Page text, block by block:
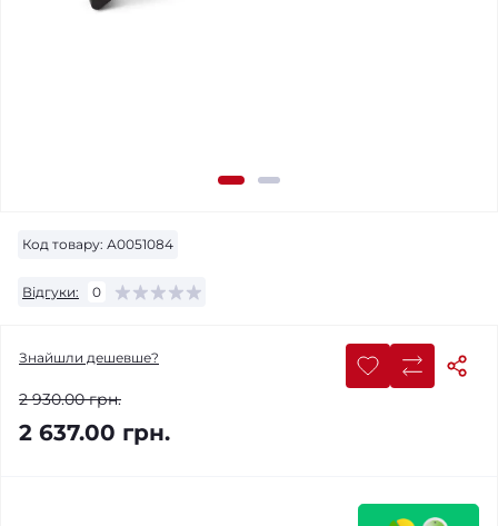
Код товару: А0051084
Відгуки: 0
Знайшли дешевше?
2 930.00 грн.
2 637.00 грн.